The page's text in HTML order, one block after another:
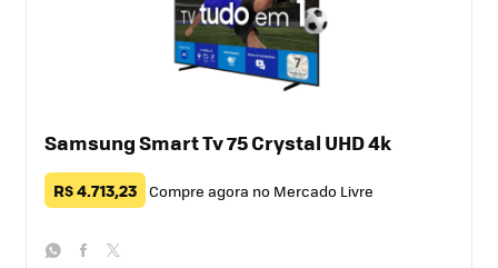
Samsung Smart Tv 75 Crystal UHD 4k
R$ 4.713,23 Compre agora no Mercado Livre